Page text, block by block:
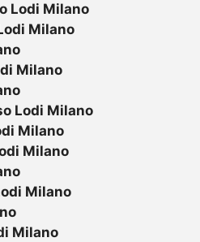
Lodi Milano
Milano
Milano
Lodi Milano
Milano
Milano
Milano
Milano